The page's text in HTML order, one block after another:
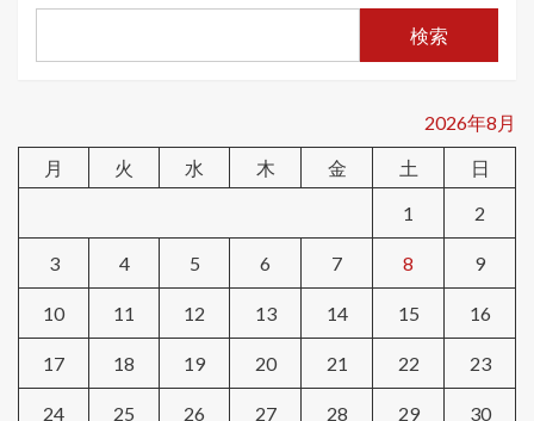
検索
2026年8月
月
火 水 木 金 土
日
1
2
3 4 5 6 7 8 9
10 11 12 13 14 15 16
17 18 19 20 21 22 23
24 25 26 27 28 29 30